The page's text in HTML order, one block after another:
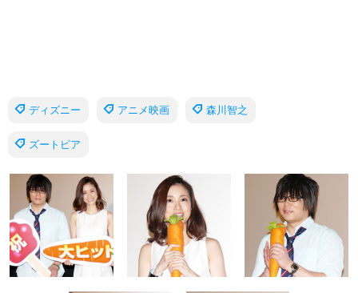
ディズニー アニメ映画 森川智之
ズートピア